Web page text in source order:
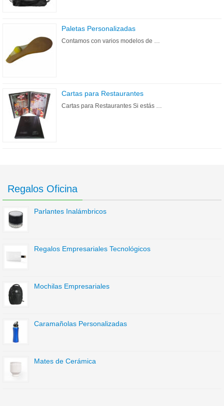
Paletas Personalizadas
Contamos con varios modelos de …
Cartas para Restaurantes
Cartas para Restaurantes Si estás …
Regalos Oficina
Parlantes Inalámbricos
Regalos Empresariales Tecnológicos
Mochilas Empresariales
Caramañolas Personalizadas
Mates de Cerámica